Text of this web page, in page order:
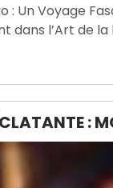
: Un Voyage
dans l’Art de
: